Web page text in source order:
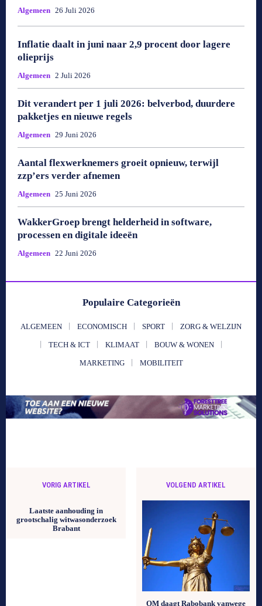
Algemeen 26 Juli 2026
Inflatie daalt in juni naar 2,9 procent door lagere
olieprijs
Algemeen 2 Juli 2026
Dit verandert per 1 juli 2026: belverbod, duurdere
pakketjes en nieuwe regels
Algemeen 29 Juni 2026
Aantal flexwerknemers groeit opnieuw, terwijl
zzp’ers verder afnemen
Algemeen 25 Juni 2026
WakkerGroep brengt helderheid in software,
processen en digitale ideeën
Algemeen 22 Juni 2026
Populaire Categorieën
ALGEMEEN ECONOMISCH SPORT ZORG & WELZIJN
TECH & ICT KLIMAAT BOUW & WONEN
MARKETING MOBILITEIT
VORIG ARTIKEL
Laatste aanhouding in
grootschalig witwasonderzoek
Brabant
VOLGEND ARTIKEL
OM daagt Rabobank vanwege